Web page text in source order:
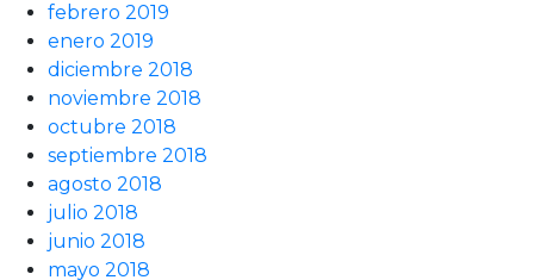
febrero 2019
enero 2019
diciembre 2018
noviembre 2018
octubre 2018
septiembre 2018
agosto 2018
julio 2018
junio 2018
mayo 2018